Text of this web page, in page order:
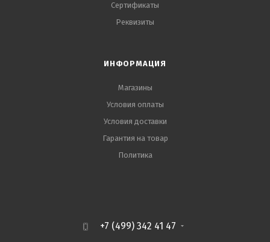
Сертификаты
Реквизиты
ИНФОРМАЦИЯ
Магазины
Условия оплаты
Условия доставки
Гарантия на товар
Политика
+7 (499) 342 41 47